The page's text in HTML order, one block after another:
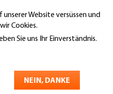
Website versüssen und
Cookies.
Sie uns Ihr Einverständnis.
NEIN, DANKE
AG